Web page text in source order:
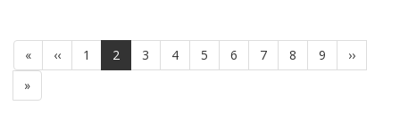
Prima
pagina
«
Pagina
precedente
‹‹ Page
1
Pagina
attuale
2 Page
3 Page
4 Page
5 Page
6 Page
7 Page
8 Page
9
Pagina
››
Ultima
pagina
»